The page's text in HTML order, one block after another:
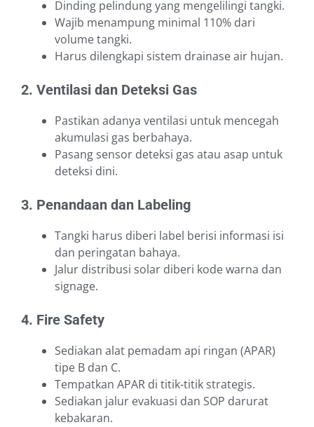
Dinding pelindung yang mengelilingi tangki.
Wajib menampung minimal 110% dari
volume tangki.
Harus dilengkapi sistem drainase air hujan.
2. Ventilasi dan Deteksi Gas
Pastikan adanya ventilasi untuk mencegah
akumulasi gas berbahaya.
Pasang sensor deteksi gas atau asap untuk
deteksi dini.
3. Penandaan dan Labeling
Tangki harus diberi label berisi informasi isi
dan peringatan bahaya.
Jalur distribusi solar diberi kode warna dan
signage.
4. Fire Safety
Sediakan alat pemadam api ringan (APAR)
tipe B dan C.
Tempatkan APAR di titik-titik strategis.
Sediakan jalur evakuasi dan SOP darurat
kebakaran.